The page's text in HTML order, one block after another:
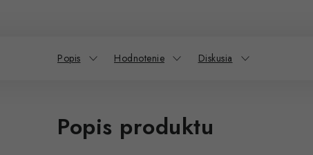
Popis Hodnotenie Diskusia
Popis produktu